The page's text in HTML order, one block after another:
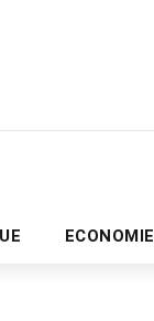
ECONOMIE